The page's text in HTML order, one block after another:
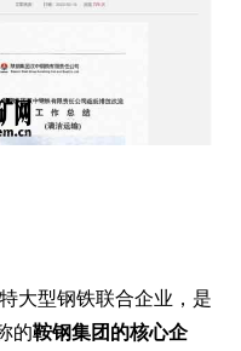
大型钢铁联合企业，是
的鞍钢集团的核心企